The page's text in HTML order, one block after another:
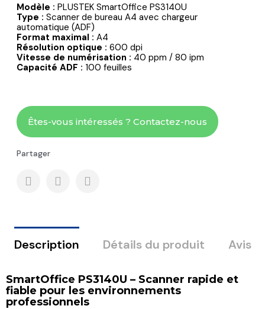
Modèle : PLUSTEK SmartOffice PS3140U
Type : Scanner de bureau A4 avec chargeur
automatique (ADF)
Format maximal : A4
Résolution optique : 600 dpi
Vitesse de numérisation : 40 ppm / 80 ipm
Capacité ADF : 100 feuilles
Êtes-vous intéressés ? Contactez-nous
Partager
Description Détails du produit Avis
SmartOffice PS3140U – Scanner rapide et
fiable pour les environnements
professionnels